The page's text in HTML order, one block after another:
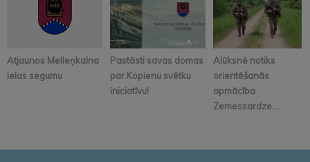
Atjaunos Melleņkalna
ielas segumu
Pastāsti savas domas
par Kopienu svētku
iniciatīvu!
Alūksnē notiks
orientēšanās
apmācība
Zemessardze...